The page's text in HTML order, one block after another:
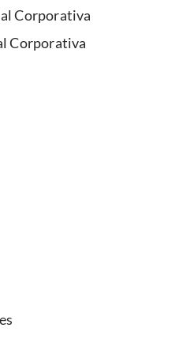
Corporativa
Corporativa